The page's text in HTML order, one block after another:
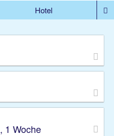
Hotel
Privattransfer
1 Woche